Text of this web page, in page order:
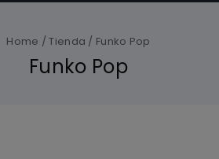
Home / Tienda / Funko Pop
Funko Pop